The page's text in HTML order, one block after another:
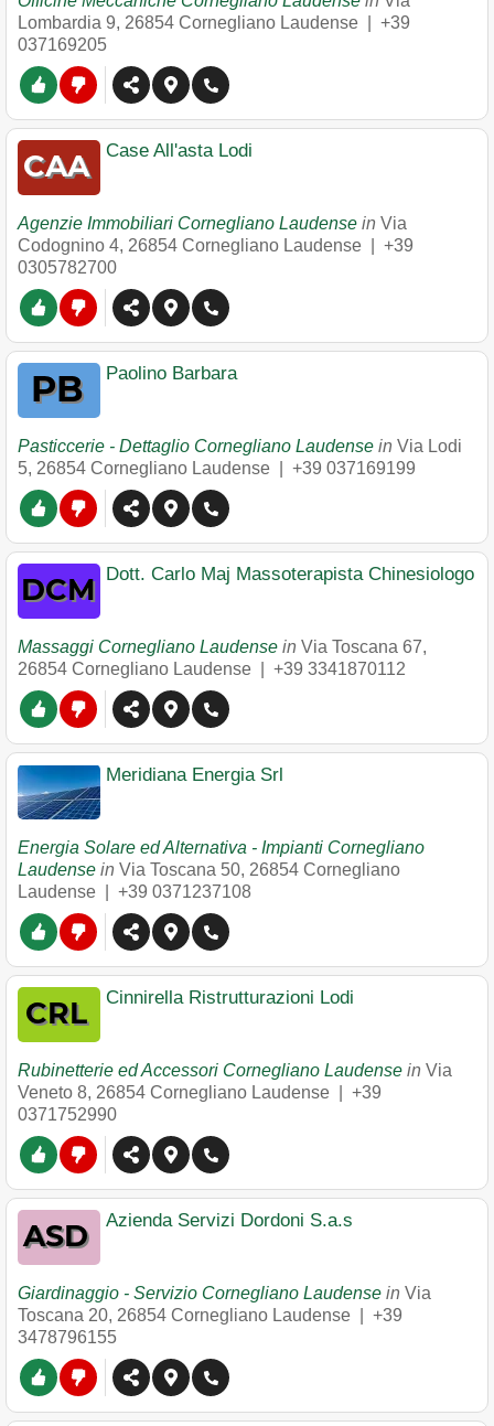
Lombardia 9, 26854 Cornegliano Laudense
+39
037169205
Case All'asta Lodi
Agenzie Immobiliari Cornegliano Laudense in Via
Codognino 4, 26854 Cornegliano Laudense
+39
0305782700
Paolino Barbara
Pasticcerie - Dettaglio Cornegliano Laudense in Via Lodi
5, 26854 Cornegliano Laudense +39 037169199
Dott. Carlo Maj Massoterapista Chinesiologo
Massaggi Cornegliano Laudense in Via Toscana 67,
26854 Cornegliano Laudense +39 3341870112
Meridiana Energia Srl
Energia Solare ed Alternativa - Impianti Cornegliano
Laudense in Via Toscana 50, 26854 Cornegliano
Laudense
+39 0371237108
Cinnirella Ristrutturazioni Lodi
Rubinetterie ed Accessori Cornegliano Laudense in Via
Veneto 8, 26854 Cornegliano Laudense
+39
0371752990
Azienda Servizi Dordoni S.a.s
Giardinaggio - Servizio Cornegliano Laudense in Via
Toscana 20, 26854 Cornegliano Laudense
+39
3478796155